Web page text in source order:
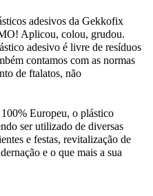
adesivos da Gekkofix
Aplicou, colou, grudou.
adesivo é livre de resíduos
contamos com as normas
de ftalatos, não
Europeu, o plástico
ser utilizado de diversas
e festas, revitalização de
e o que mais a sua